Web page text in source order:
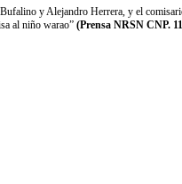
y Alejandro Herrera, y el
al niño warao” (Prensa NRSN CNP.